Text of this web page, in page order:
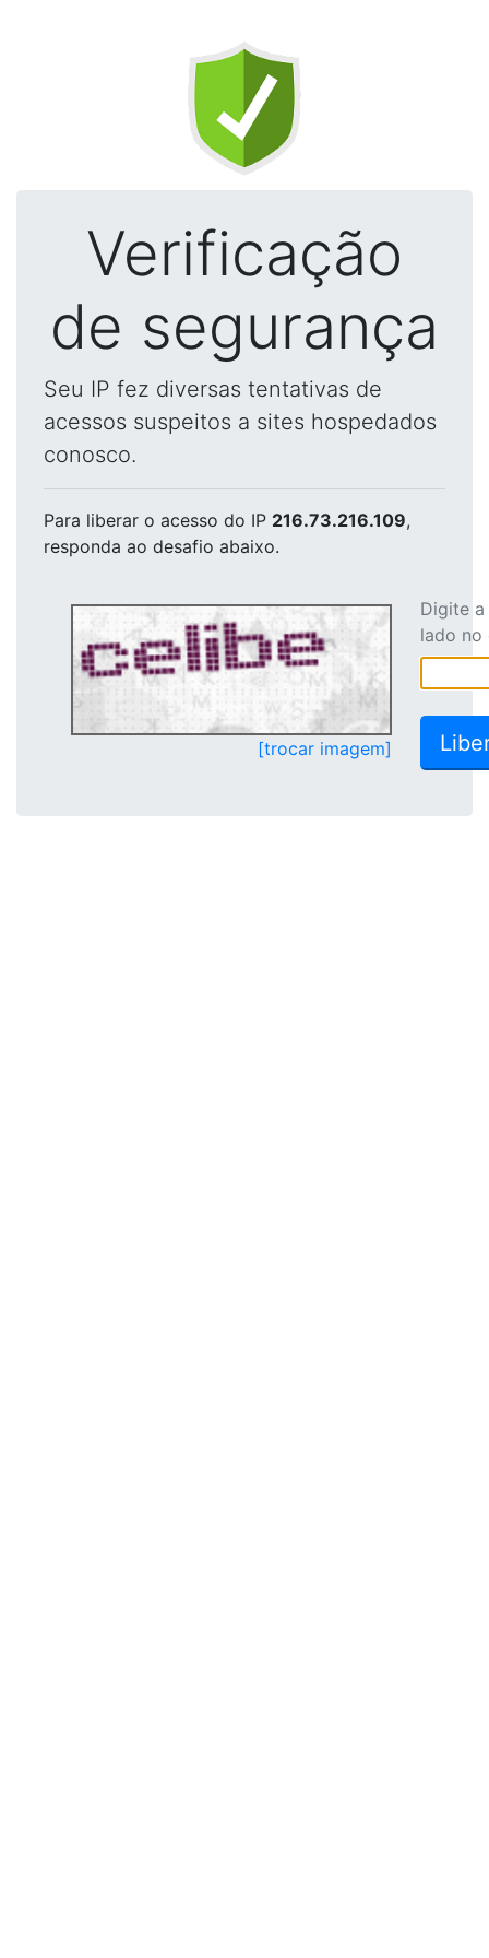
Verificação
de segurança
Seu IP fez diversas tentativas de
acessos suspeitos a sites hospedados
conosco.
Para liberar o acesso do IP 216.73.216.109,
responda ao desafio abaixo.
[trocar imagem]
Digite
lado no